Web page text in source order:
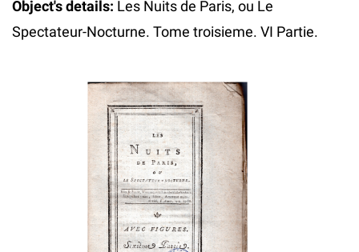
Object's details: Les Nuits de Paris, ou Le
Spectateur-Nocturne. Tome troisieme. VI Partie.